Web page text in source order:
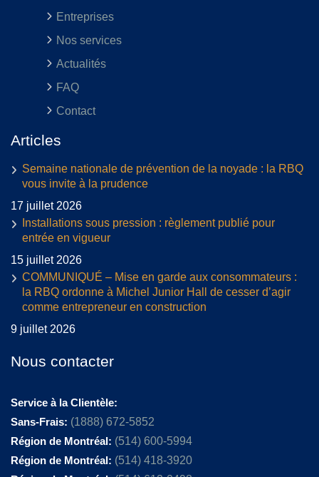
Entreprises
Nos services
Actualités
FAQ
Contact
Articles
Semaine nationale de prévention de la noyade : la RBQ
vous invite à la prudence
17 juillet 2026
Installations sous pression : règlement publié pour
entrée en vigueur
15 juillet 2026
COMMUNIQUÉ – Mise en garde aux consommateurs :
la RBQ ordonne à Michel Junior Hall de cesser d’agir
comme entrepreneur en construction
9 juillet 2026
Nous contacter
Service à la Clientèle:
Sans-Frais: (1888) 672-5852
Région de Montréal: (514) 600-5994
Région de Montréal: (514) 418-3920